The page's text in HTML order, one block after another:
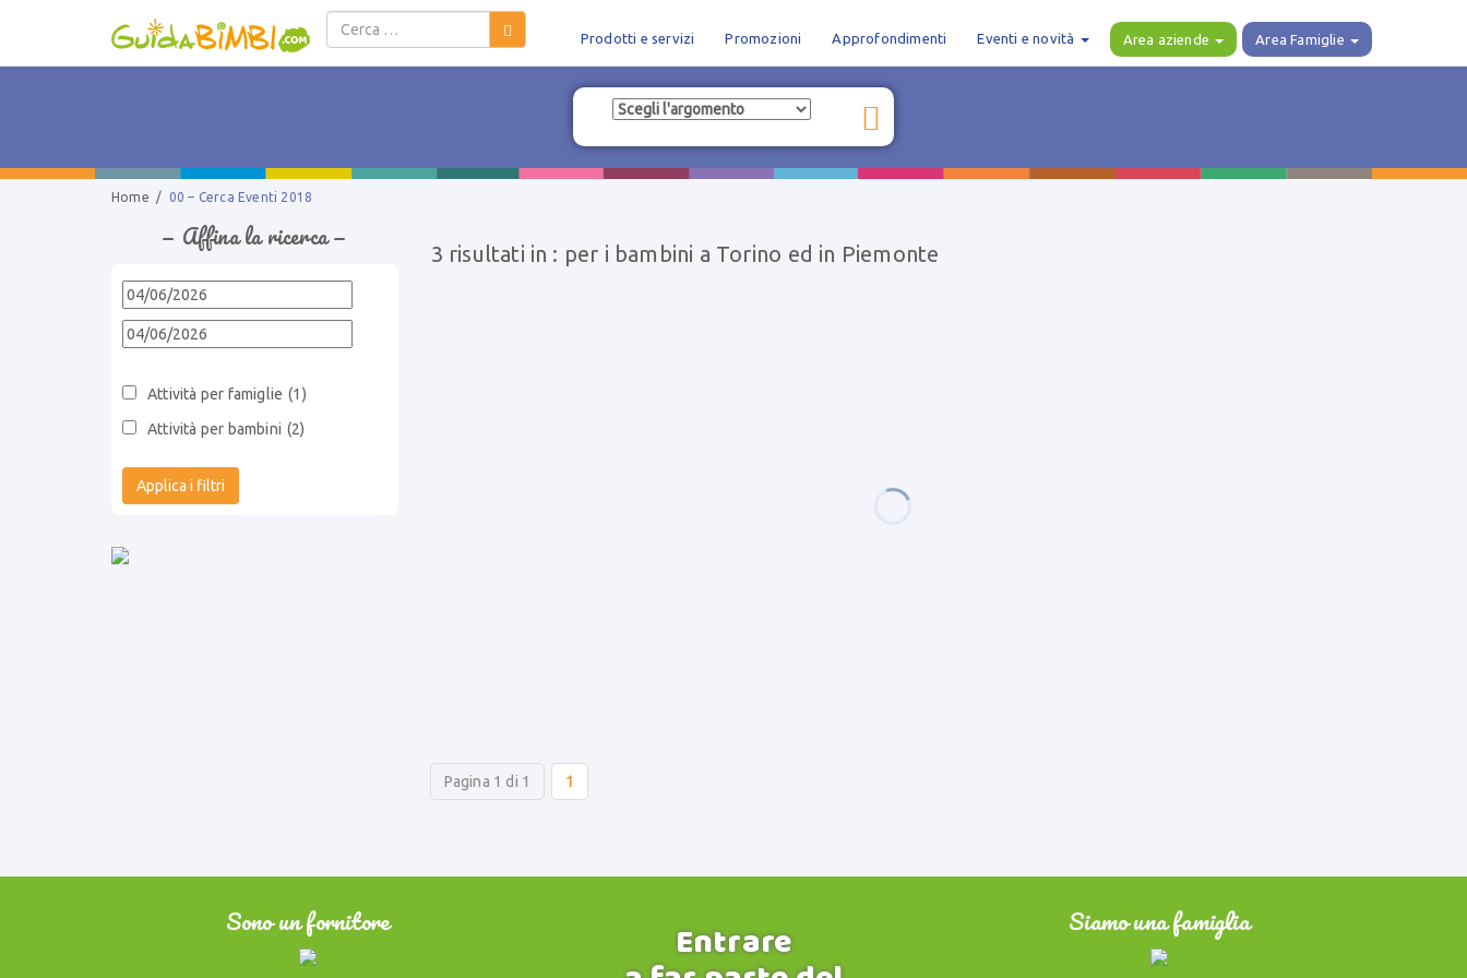
Salta al contenuto
Prodotti e servizi Promozioni Approfondimenti Eventi e novità Area aziende Area Famiglie
Home / 00 – Cerca Eventi 2018
− Affina la ricerca −
Attività per famiglie (1)
Attività per bambini (2)
3 risultati in : per i bambini a Torino ed in Piemonte
Pagina 1 di 1 1
Entrare
Sono un fornitore Siamo una famiglia